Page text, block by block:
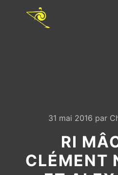
31 mai 2016 par
RI
CLÉMENT